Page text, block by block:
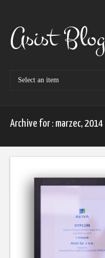
contentAsist Blog
Archive for : marzec, 2014